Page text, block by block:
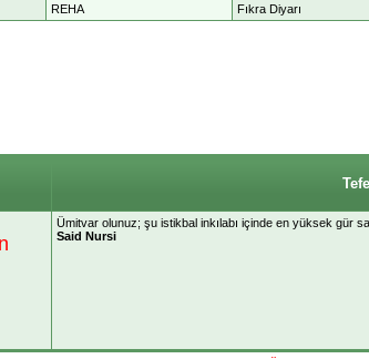
REHA Fıkra Diyarı
Ümitvar olunuz; şu istikbal inkılabı içinde en yüksek gür
Said Nursi